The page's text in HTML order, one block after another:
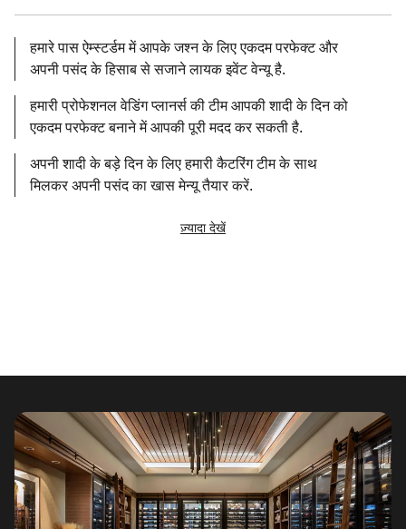
हमारे पास ऐम्स्टर्डम में आपके जश्न के लिए एकदम परफेक्ट और
अपनी पसंद के हिसाब से सजाने लायक इवेंट वेन्यू है.
हमारी प्रोफेशनल वेडिंग प्लानर्स की टीम आपकी शादी के दिन को
एकदम परफेक्ट बनाने में आपकी पूरी मदद कर सकती है.
अपनी शादी के बड़े दिन के लिए हमारी कैटरिंग टीम के साथ
मिलकर अपनी पसंद का खास मेन्यू तैयार करें.
ज़्यादा देखें